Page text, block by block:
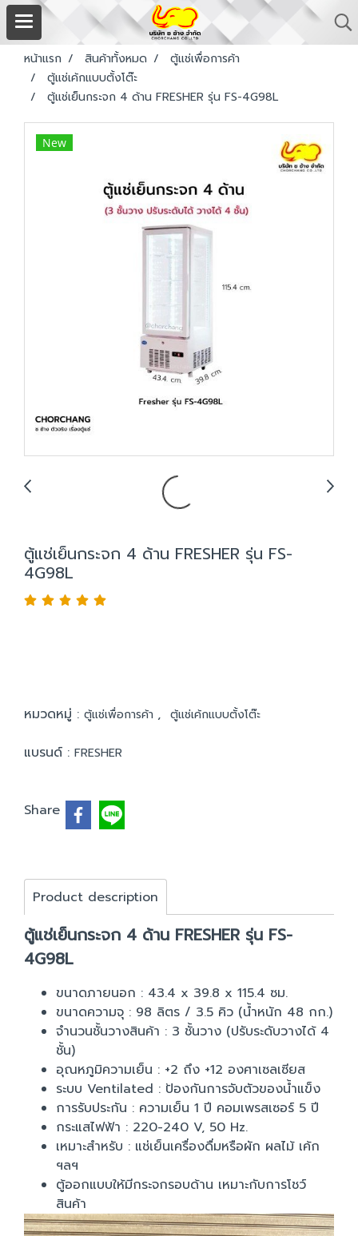
หน้าแรก สินค้าทั้งหมด
ตู้แช่เพื่อการค้า
ตู้แช่เค้กแบบตั้งโต๊ะ
ตู้แช่เย็นกระจก 4 ด้าน FRESHER รุ่น FS-4G98L
New
ตู้แช่เย็นกระจก 4 ด้าน FRESHER รุ่น FS-
4G98L
หมวดหมู่ : ตู้แช่เพื่อการค้า , ตู้แช่เค้กแบบตั้งโต๊ะ
แบรนด์ : FRESHER
Share
Product description
ตู้แช่เย็นกระจก 4 ด้าน FRESHER รุ่น FS-
4G98L
ขนาดภายนอก : 43.4 x 39.8 x 115.4 ซม.
ขนาดความจุ : 98 ลิตร / 3.5 คิว (น้ำหนัก 48 กก.)
จำนวนชั้นวางสินค้า : 3 ชั้นวาง (ปรับระดับวางได้ 4
ชั้น)
อุณหภูมิความเย็น : +2 ถึง +12 องศาเซลเซียส
ระบบ Ventilated : ป้องกันการจับตัวของน้ำแข็ง
การรับประกัน : ความเย็น 1 ปี คอมเพรสเซอร์ 5 ปี
กระแสไฟฟ้า : 220-240 V, 50 Hz.
เหมาะสำหรับ : แช่เย็นเครื่องดื่มหรือผัก ผลไม้ เค้ก
ฯลฯ
ตู้ออกแบบให้มีกระจกรอบด้าน เหมาะกับการโชว์
สินค้า